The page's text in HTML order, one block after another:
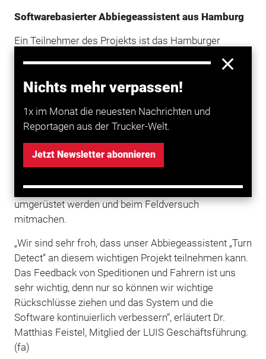
Nichts mehr verpassen!
1x im Monat die neuesten Nachrichten und
Reportagen aus der Trucker-Welt.
Jetzt Newsletter abonnieren
Softwarebasierter Abbiegeassistent aus Hamburg
Ein Teilnehmer des Projekts ist das Hamburger
softwarebasiertem Abbiegeassistenten „Turn Detect“.
Das System kann im Gegensatz zu anderen
Ultraschallbasis arbeiten, statische und sich
bewegende Objekte voneinander unterscheiden und
warnt den Fahrer nur im Ernstfall vor Gefahren. 50
Systeme werden dabei zur Verfügung gestellt, welche
verbaut werden sollen. Es können auch ältere Lkw
umgerüstet werden und beim Feldversuch
mitmachen.
„Wir sind sehr froh, dass unser Abbiegeassistent „Turn
Detect“ an diesem wichtigen Projekt teilnehmen kann.
Das Feedback von Speditionen und Fahrern ist uns
sehr wichtig, denn nur so können wir wichtige
Rückschlüsse ziehen und das System und die
Software kontinuierlich verbessern“, erläutert Dr.
Matthias Feistel, Mitglied der LUIS Geschäftsführung.
(fa)